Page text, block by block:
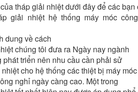
tháp giải nhiệt dưới đây để các
giải nhiệt hệ thống máy móc công
về cách
chúng tôi đưa ra Ngày nay ngành
triển nên nhu cầu cần phải sử
cho hệ thống các thiệt bị máy móc
nghỉ ngày càng cao. Một trong